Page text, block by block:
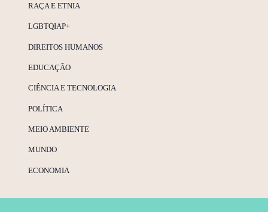
RAÇA E ETNIA
LGBTQIAP+
DIREITOS HUMANOS
EDUCAÇÃO
CIÊNCIA E TECNOLOGIA
POLÍTICA
MEIO AMBIENTE
MUNDO
ECONOMIA